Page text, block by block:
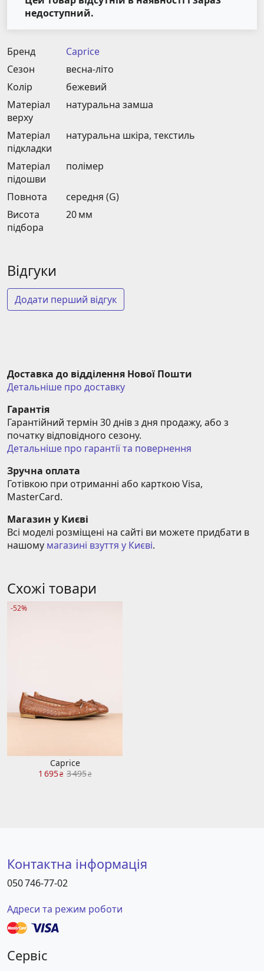
недоступний.
Бренд
Caprice
Сезон
весна-літо
Колір
бежевий
Матеріал
верху
натуральна замша
Матеріал
підкладки
натуральна шкіра, текстиль
Матеріал
підошви
полімер
Повнота
середня (G)
Висота
підбора
20 мм
Відгуки
Додати перший відгук
Доставка до відділення Нової Пошти
Детальніше про доставку
Гарантія
Гарантійний термін 30 днів з дня продажу, або з
початку відповідного сезону.
Детальніше про гарантії та повернення
Зручна оплата
Готівкою при отриманні або карткою Visa,
MasterCard.
Магазин у Києві
Всі моделі розміщені на сайті ви можете придбати в
нашому магазині взуття у Києві.
Схожі товари
-52%
Caprice
1 695₴ 3 495₴
Контактна інформація
050 746-77-02
Адреси та режим роботи
Сервіс